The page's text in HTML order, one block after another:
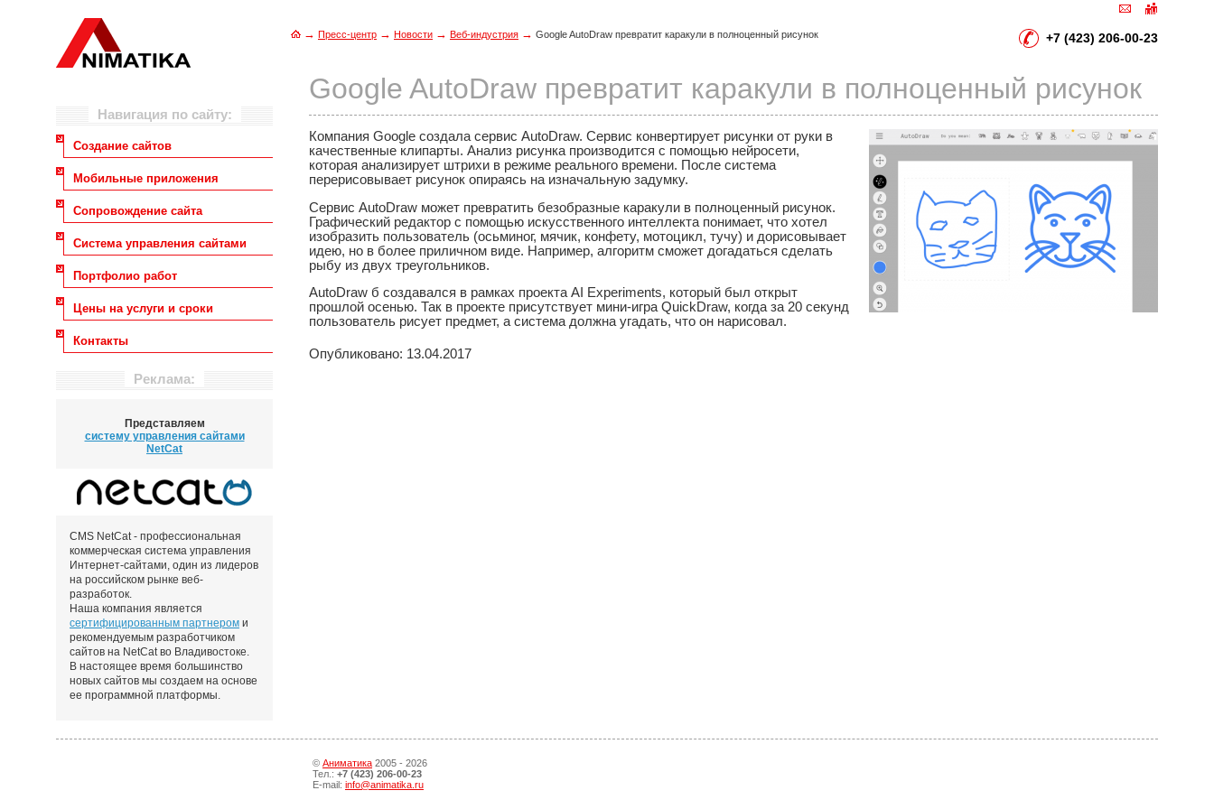
+7 (423) 206-00-23
→ Пресс-центр → Новости → Веб-индустрия → Google AutoDraw превратит каракули в полноценный рисунок
Google AutoDraw превратит каракули в полноценный рисунок
Компания Google создала сервис AutoDraw. Сервис конвертирует рисунки от руки в
качественные клипарты. Анализ рисунка производится с помощью нейросети,
которая анализирует штрихи в режиме реального времени. После система
перерисовывает рисунок опираясь на изначальную задумку.
Сервис AutoDraw может превратить безобразные каракули в полноценный рисунок.
Графический редактор с помощью искусственного интеллекта понимает, что хотел
изобразить пользователь (осьминог, мячик, конфету, мотоцикл, тучу) и дорисовывает
идею, но в более приличном виде. Например, алгоритм сможет догадаться сделать
рыбу из двух треугольников.
AutoDraw б создавался в рамках проекта AI Experiments, который был открыт
прошлой осенью. Так в проекте присутствует мини-игра QuickDraw, когда за 20 секунд
пользователь рисует предмет, а система должна угадать, что он нарисовал.
Опубликовано: 13.04.2017
Навигация по сайту:
Создание сайтов
Мобильные приложения
Сопровождение сайта
Система управления сайтами
Портфолио работ
Цены на услуги и сроки
Контакты
Реклама:
Представляем
систему управления сайтами
NetCat
CMS NetCat - профессиональная
коммерческая система управления
Интернет-сайтами, один из лидеров
на российском рынке веб-
разработок.
Наша компания является
сертифицированным партнером и
рекомендуемым разработчиком
сайтов на NetCat во Владивостоке.
В настоящее время большинство
новых сайтов мы создаем на основе
ее программной платформы.
© Аниматика 2005 - 2026
Тел.: +7 (423) 206-00-23
E-mail: info@animatika.ru